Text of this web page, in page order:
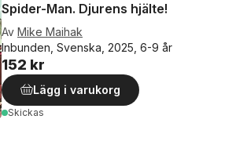
Spider-Man. Djurens hjälte!
Av Mike Maihak
Inbunden, Svenska, 2025, 6-9 år
152 kr
Lägg i varukorg
Skickas